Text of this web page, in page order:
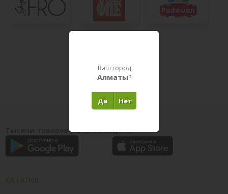
Тысячи товаров у вас на ладони
Ваш город
Алматы?
Нет
Да